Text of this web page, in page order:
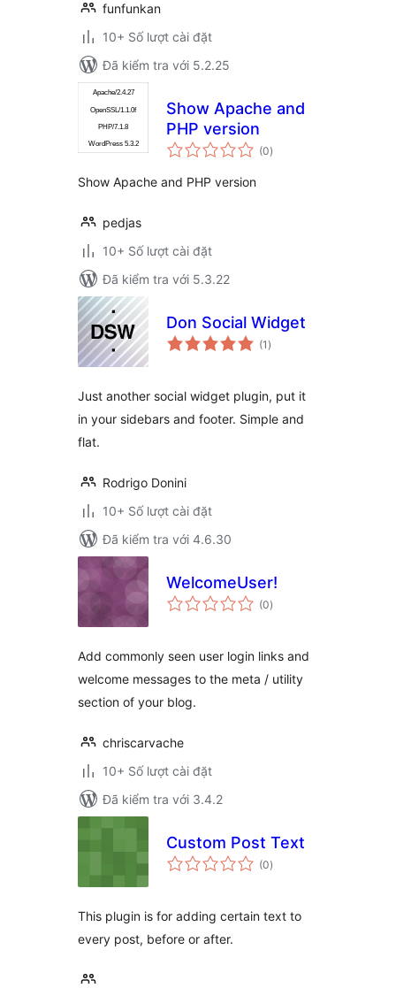
funfunkan
10+ Số lượt cài đặt
Đã kiểm tra với 5.2.25
Show Apache and
PHP version
(0tổng
đánh
)
Show Apache and PHP version
pedjas
10+ Số lượt cài đặt
Đã kiểm tra với 5.3.22
Don Social Widget
(1 tổng
đánh
)
Just another social widget plugin, put it
in your sidebars and footer. Simple and
flat.
Rodrigo Donini
10+ Số lượt cài đặt
Đã kiểm tra với 4.6.30
WelcomeUser!
(0tổng
đánh
)
Add commonly seen user login links and
welcome messages to the meta / utility
section of your blog.
chriscarvache
10+ Số lượt cài đặt
Đã kiểm tra với 3.4.2
Custom Post Text
(0tổng
đánh
)
This plugin is for adding certain text to
every post, before or after.